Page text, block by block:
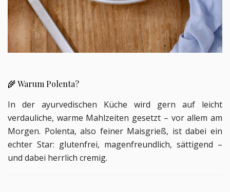
🌾 Warum Polenta?
In der ayurvedischen Küche wird gern auf leicht
verdauliche, warme Mahlzeiten gesetzt – vor allem am
Morgen. Polenta, also feiner Maisgrieß, ist dabei ein
echter Star: glutenfrei, magenfreundlich, sättigend –
und dabei herrlich cremig.